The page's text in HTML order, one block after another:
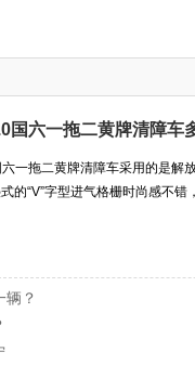
国六一拖二黄牌清障车
一拖二黄牌清障车采用的是解
的“V”字型进气格栅时尚感不错
辆？